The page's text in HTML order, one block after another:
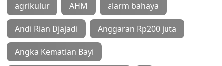
agrikulur AHM alarm bahaya
Andi Rian Djajadi Anggaran Rp200 juta
Angka Kematian Bayi